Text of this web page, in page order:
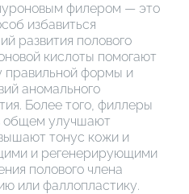
филером — это
избавиться
развития полового
кислоты помогают
правильной формы и
аномального
Более того, филлеры
общем улучшают
тонус кожи и
и регенерирующими
полового члена
или фаллопластику.